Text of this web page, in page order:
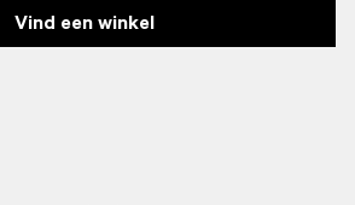
Vind een winkel